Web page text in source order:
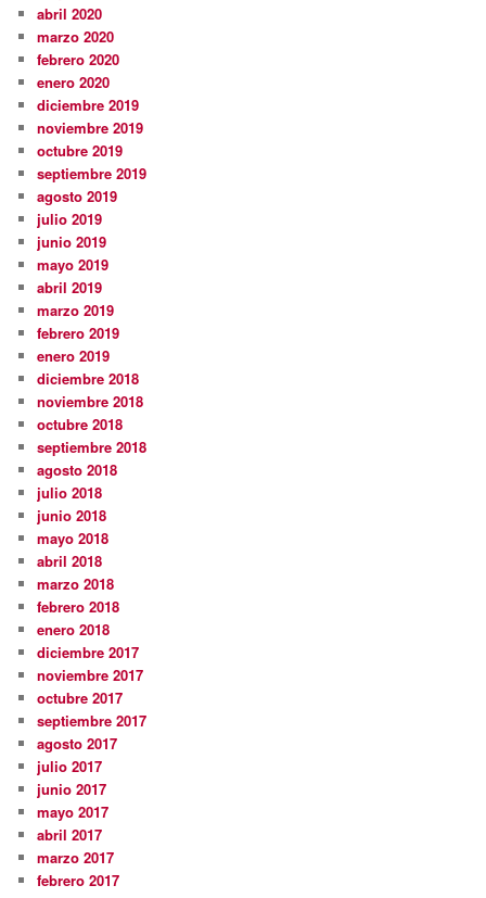
abril 2020
marzo 2020
febrero 2020
enero 2020
diciembre 2019
noviembre 2019
octubre 2019
septiembre 2019
agosto 2019
julio 2019
junio 2019
mayo 2019
abril 2019
marzo 2019
febrero 2019
enero 2019
diciembre 2018
noviembre 2018
octubre 2018
septiembre 2018
agosto 2018
julio 2018
junio 2018
mayo 2018
abril 2018
marzo 2018
febrero 2018
enero 2018
diciembre 2017
noviembre 2017
octubre 2017
septiembre 2017
agosto 2017
julio 2017
junio 2017
mayo 2017
abril 2017
marzo 2017
febrero 2017